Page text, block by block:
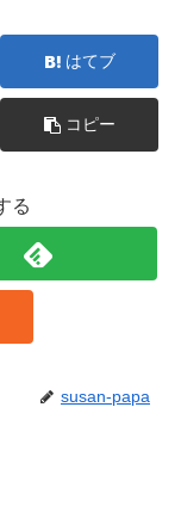
はてブ
コピー
る
susan-papa